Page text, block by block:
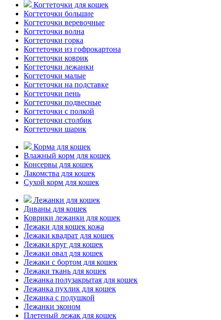
Когтеточки для кошек
Когтеточки большие
Когтеточки веревочные
Когтеточки волна
Когтеточки горка
Когтеточки из гофрокартона
Когтеточки коврик
Когтеточки лежанки
Когтеточки малые
Когтеточки на подставке
Когтеточки пень
Когтеточки подвесные
Когтеточки с полкой
Когтеточки столбик
Когтеточки шарик
Корма для кошек
Влажный корм для кошек
Консервы для кошек
Лакомства для кошек
Сухой корм для кошек
Лежанки для кошек
Диваны для кошек
Коврики лежанки для кошек
Лежаки для кошек кожа
Лежаки квадрат для кошек
Лежаки круг для кошек
Лежаки овал для кошек
Лежаки с бортом для кошек
Лежаки ткань для кошек
Лежанка полузакрытая для кошек
Лежанка пухлик для кошек
Лежанка с подушкой
Лежанки эконом
Плетеный лежак для кошек